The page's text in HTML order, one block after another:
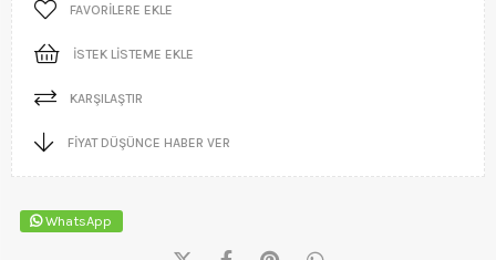
FAVORILERE EKLE
İSTEK LISTEME EKLE
KARŞILAŞTIR
FIYAT DÜŞÜNCE HABER VER
WhatsApp